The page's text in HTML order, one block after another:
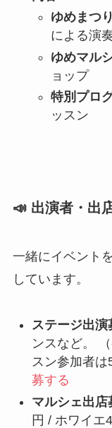
ゆめまつ
による演
ゆめマル
ョップ
特別プロ
ッスン
📣 出演者・出
一緒にイベント
しています。
ステージ出演
ンスなど。
スン参加者
募する
マルシェ出店
円 / ホワイエ